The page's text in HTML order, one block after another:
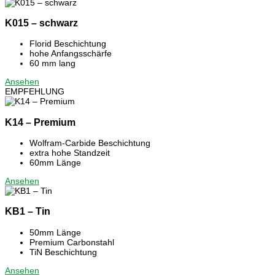
K015 – schwarz
Florid Beschichtung
hohe Anfangsschärfe
60 mm lang
Ansehen
EMPFEHLUNG
K14 – Premium
Wolfram-Carbide Beschichtung
extra hohe Standzeit
60mm Länge
Ansehen
KB1 – Tin
50mm Länge
Premium Carbonstahl
TiN Beschichtung
Ansehen